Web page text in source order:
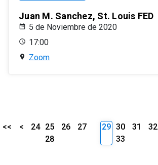
Juan M. Sanchez, St. Louis FED
5 de Noviembre de 2020
17:00
Zoom
<< < 24 25 26
27
28
29 30 31
32
33